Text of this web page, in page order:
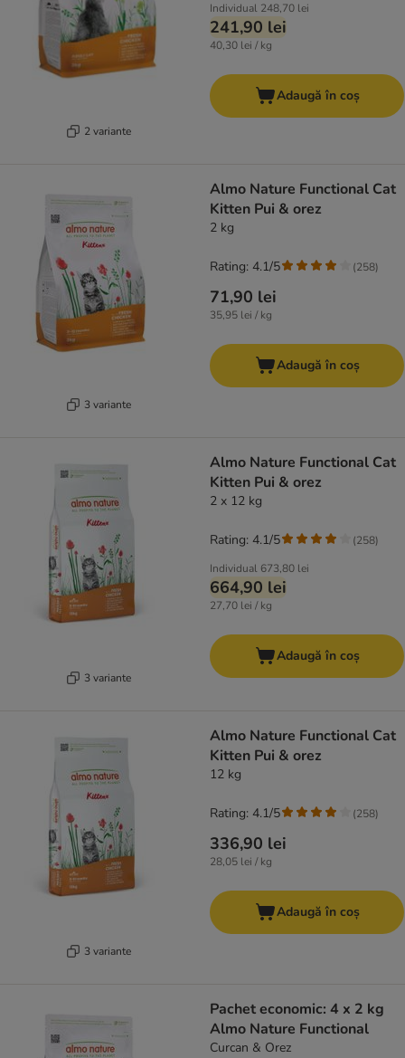
2 variante
Individual 248,70 lei
241,90 lei
40,30 lei / kg
Adaugă în coș
3 variante
Almo Nature Functional Cat
Kitten Pui & orez
2 kg
71,90 lei
35,95 lei / kg
Rating: 4.1/5 (258)
Adaugă în coș
3 variante
Almo Nature Functional Cat
Kitten Pui & orez
2 x 12 kg
Individual 673,80 lei
664,90 lei
27,70 lei / kg
Rating: 4.1/5 (258)
Adaugă în coș
3 variante
Almo Nature Functional Cat
Kitten Pui & orez
12 kg
336,90 lei
28,05 lei / kg
Rating: 4.1/5 (258)
Adaugă în coș
Pachet economic: 4 x 2 kg
Almo Nature Functional
Curcan & Orez